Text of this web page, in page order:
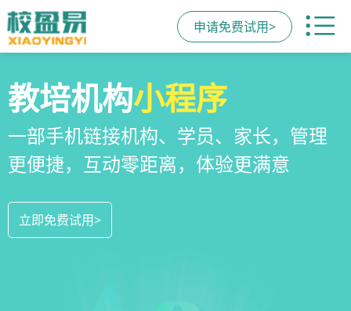
申请免费试用>
校区运营管理系统
教培机构数字化全场景运营管理系统，
全方位解决学校经营管理难题
立即免费试用>
全场景招生方案
全场景招生方案+产品矩阵，帮助教育机
构低成本实现生源指数级增长
立即免费试用>
教培机构小程序
一部手机链接机构、学员、家长，管理
更便捷，互动零距离，体验更满意
立即免费试用>